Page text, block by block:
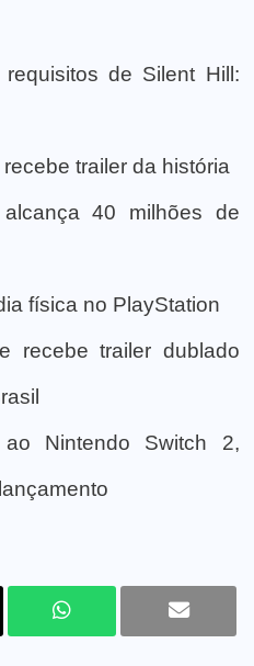
de Silent Hill:
trailer da história
40 milhões de
física no PlayStation
recebe trailer dublado
Nintendo Switch 2,